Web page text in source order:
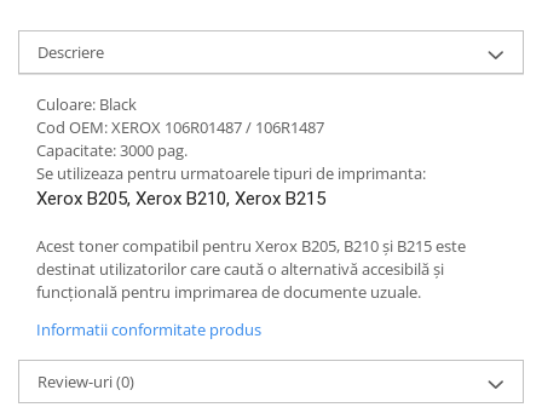
Descriere
Culoare: Black
Cod OEM: XEROX 106R01487 / 106R1487
Capacitate: 3000 pag.
Se utilizeaza pentru urmatoarele tipuri de imprimanta:
Xerox B205, Xerox B210, Xerox B215
Acest toner compatibil pentru Xerox B205, B210 și B215 este
destinat utilizatorilor care caută o alternativă accesibilă și
funcțională pentru imprimarea de documente uzuale.
Informatii conformitate produs
Review-uri(0)